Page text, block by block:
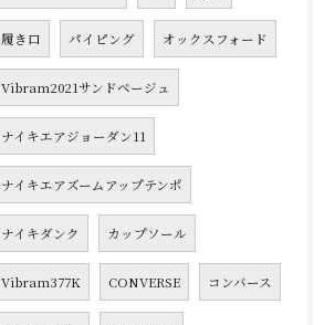
履き口 パイピング オックスフォード
Vibram2021サンドベージュ
ナイキエアジョーダン11
ナイキエアズームアップテンポ
ナイキダンク カップソール
Vibram377K CONVERSE コンバース